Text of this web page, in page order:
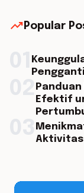
trending_up Popular
Efektif
Aktivitas